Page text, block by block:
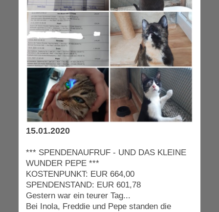
15.01.2020
*** SPENDENAUFRUF - UND DAS KLEINE
WUNDER PEPE ***
KOSTENPUNKT: EUR 664,00
SPENDENSTAND: EUR 601,78
Gestern war ein teurer Tag...
Bei Inola, Freddie und Pepe standen die